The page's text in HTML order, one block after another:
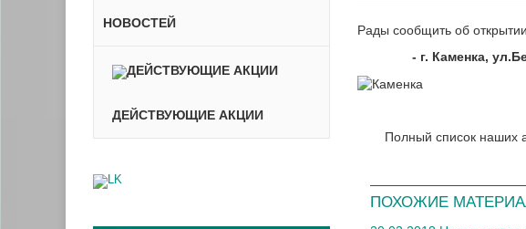
Рады сообщить об
- г. Каменка,
Полный список наших
ПОХОЖИЕ
НОВОСТЕЙ
ДЕЙСТВУЮЩИЕ АКЦИИ